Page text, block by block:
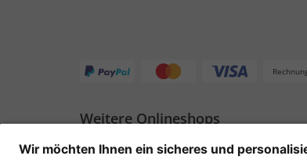
Weitere Onlineshops
Deutschland